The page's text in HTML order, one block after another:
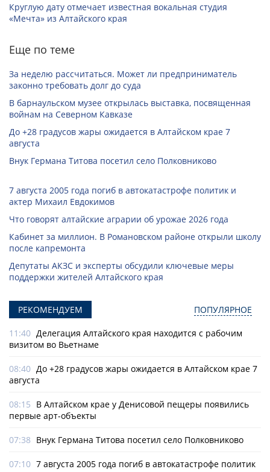
Круглую дату отмечает известная вокальная студия
«Мечта» из Алтайского края
Еще по теме
За неделю рассчитаться. Может ли предприниматель
законно требовать долг до суда
В барнаульском музее открылась выставка, посвященная
войнам на Северном Кавказе
До +28 градусов жары ожидается в Алтайском крае 7
августа
Внук Германа Титова посетил село Полковниково
7 августа 2005 года погиб в автокатастрофе политик и
актер Михаил Евдокимов
Что говорят алтайские аграрии об урожае 2026 года
Кабинет за миллион. В Романовском районе открыли школу
после капремонта
Депутаты АКЗС и эксперты обсудили ключевые меры
поддержки жителей Алтайского края
РЕКОМЕНДУЕМ ПОПУЛЯРНОЕ
11:40 Делегация Алтайского края находится с рабочим
визитом во Вьетнаме
08:40 До +28 градусов жары ожидается в Алтайском крае 7
августа
08:15 В Алтайском крае у Денисовой пещеры появились
первые арт-объекты
07:38 Внук Германа Титова посетил село Полковниково
07:10 7 августа 2005 года погиб в автокатастрофе политик